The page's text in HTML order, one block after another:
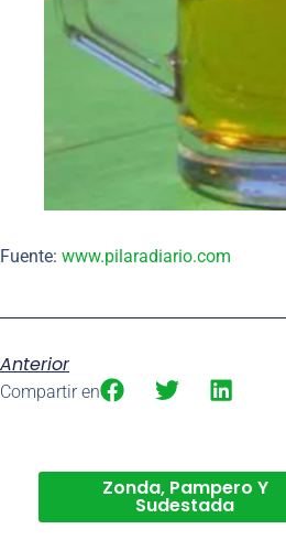
Fuente: www.pilaradiario.com
Anterior
Compartir en
Zonda, Pampero Y
Sudestada